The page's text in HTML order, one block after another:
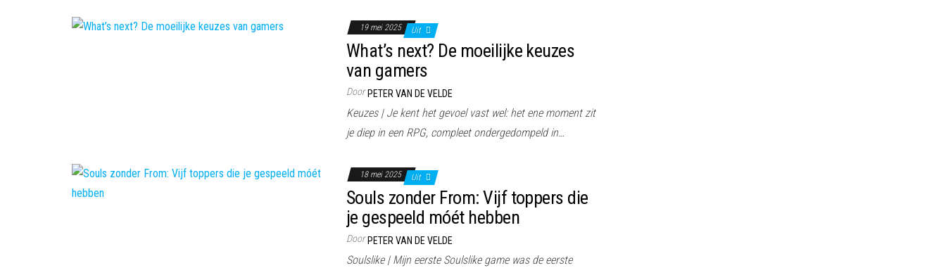
19 mei 2025 Uit
What’s next? De moeilijke keuzes
van gamers
Door PETER VAN DE VELDE
Keuzes | Je kent het gevoel vast wel: het ene moment zit
je diep in een RPG, compleet ondergedompeld in…
18 mei 2025 Uit
Souls zonder From: Vijf toppers die
je gespeeld móét hebben
Door PETER VAN DE VELDE
Soulslike | Mijn eerste Soulslike game was de eerste